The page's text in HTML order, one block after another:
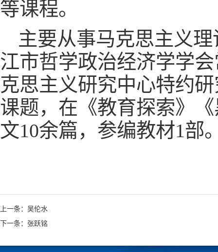
等课程。
主要从事马克思主义
江市哲学政治经济学学
克思主义研究中心特约
课题，在《教育探索》
文10余篇，参编教材1部
上一条：吴伦水
下一条：张跃铭